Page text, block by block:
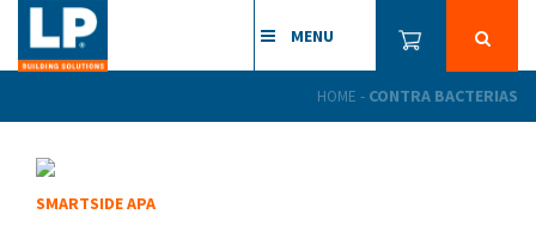
MENU
HOME - CONTRA BACTERIAS
SMARTSIDE APA